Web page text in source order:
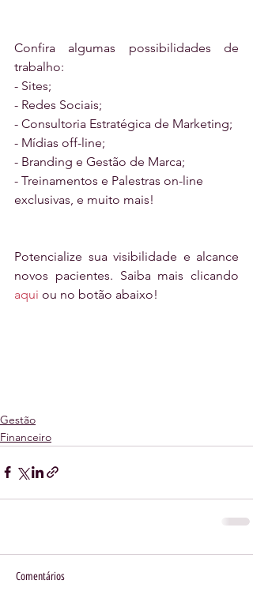
Confira algumas possibilidades de
trabalho:
- Sites;
- Redes Sociais;
- Consultoria Estratégica de Marketing;
- Mídias off-line;
- Branding e Gestão de Marca;
- Treinamentos e Palestras on-line
exclusivas, e muito mais!
Potencialize sua visibilidade e alcance
novos pacientes. Saiba mais clicando
aqui ou no botão abaixo!
Gestão
Financeiro
Comentários